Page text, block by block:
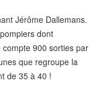
Jérôme Dallemans.
dont
900 sorties par
que regroupe la
de 35 à 40 !